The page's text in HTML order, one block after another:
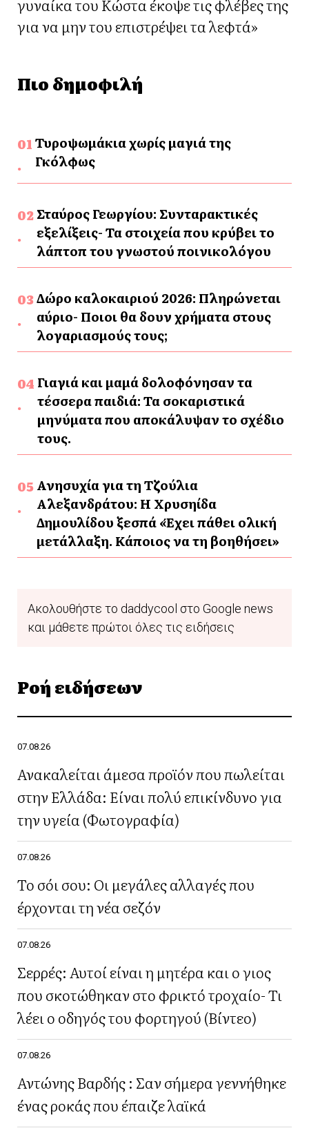
γυναίκα του Κώστα έκοψε τις φλέβες της
για να μην του επιστρέψει τα λεφτά»
Πιο δημοφιλή
Τυροψωμάκια χωρίς μαγιά της
Γκόλφως
Σταύρος Γεωργίου: Συνταρακτικές
εξελίξεις- Τα στοιχεία που κρύβει το
λάπτοπ του γνωστού ποινικολόγου
Δώρο καλοκαιριού 2026: Πληρώνεται
αύριο- Ποιοι θα δουν χρήματα στους
λογαριασμούς τους;
Γιαγιά και μαμά δολοφόνησαν τα
τέσσερα παιδιά: Τα σοκαριστικά
μηνύματα που αποκάλυψαν το σχέδιο
τους.
Ανησυχία για τη Τζούλια
Αλεξανδράτου: Η Χρυσηίδα
Δημουλίδου ξεσπά «Έχει πάθει ολική
μετάλλαξη. Κάποιος να τη βοηθήσει»
Ακολουθήστε το daddycool στο Google news
και μάθετε πρώτοι όλες τις ειδήσεις
Ροή ειδήσεων
07.08.26
Ανακαλείται άμεσα προϊόν που πωλείται
στην Ελλάδα: Είναι πολύ επικίνδυνο για
την υγεία (Φωτογραφία)
07.08.26
Το σόι σου: Οι μεγάλες αλλαγές που
έρχονται τη νέα σεζόν
07.08.26
Σερρές: Αυτοί είναι η μητέρα και ο γιος
που σκοτώθηκαν στο φρικτό τροχαίο- Τι
λέει ο οδηγός του φορτηγού (Βίντεο)
07.08.26
Αντώνης Βαρδής : Σαν σήμερα γεννήθηκε
ένας ροκάς που έπαιζε λαϊκά